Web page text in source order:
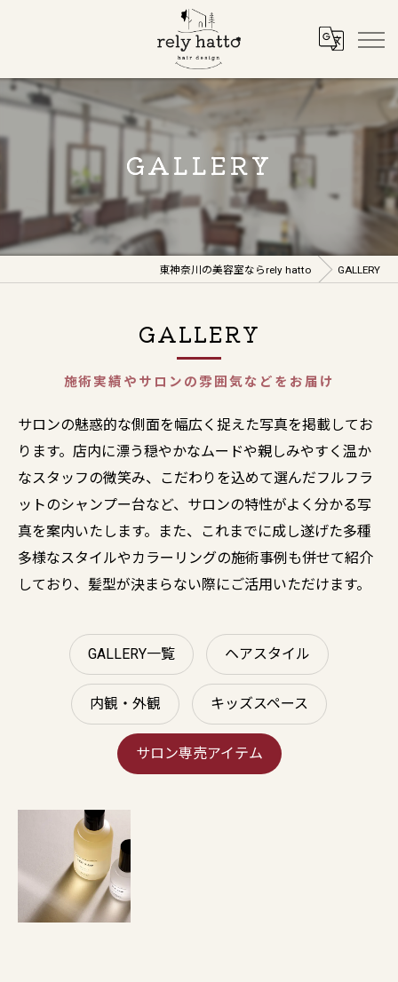
GALLERY
東神奈川の美容室ならrely hatto GALLERY
GALLERY
施術実績やサロンの雰囲気などをお届け
サロンの魅惑的な側面を幅広く捉えた写真を掲載してお
ります。店内に漂う穏やかなムードや親しみやすく温か
なスタッフの微笑み、こだわりを込めて選んだフルフラ
ットのシャンプー台など、サロンの特性がよく分かる写
真を案内いたします。また、これまでに成し遂げた多種
多様なスタイルやカラーリングの施術事例も併せて紹介
しており、髪型が決まらない際にご活用いただけます。
GALLERY一覧 ヘアスタイル
内観・外観 キッズスペース
サロン専売アイテム